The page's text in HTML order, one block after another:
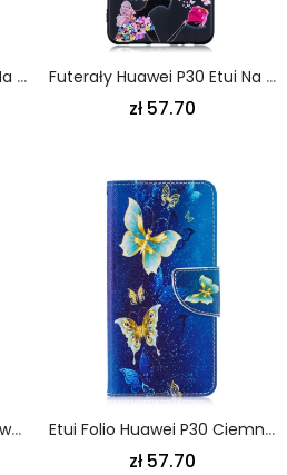
Futerały Huawei P30 Etui Na Telefon Niebieskie Kwiaty Futerały Huawei P30 Etui Na Telefon Kobieta Z Ukwieconą Głową
zł 57.70
Etui Folio Huawei P30 Czerwony Szary Mandala Słońca Etui Ochronne Etui Folio Huawei P30 Ciemnoniebieski Motyle W Nocy
zł 57.70